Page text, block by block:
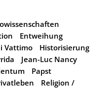
Entweihung
Vattimo
Historisierung
Jean-Luc Nancy
Papst
Religion /